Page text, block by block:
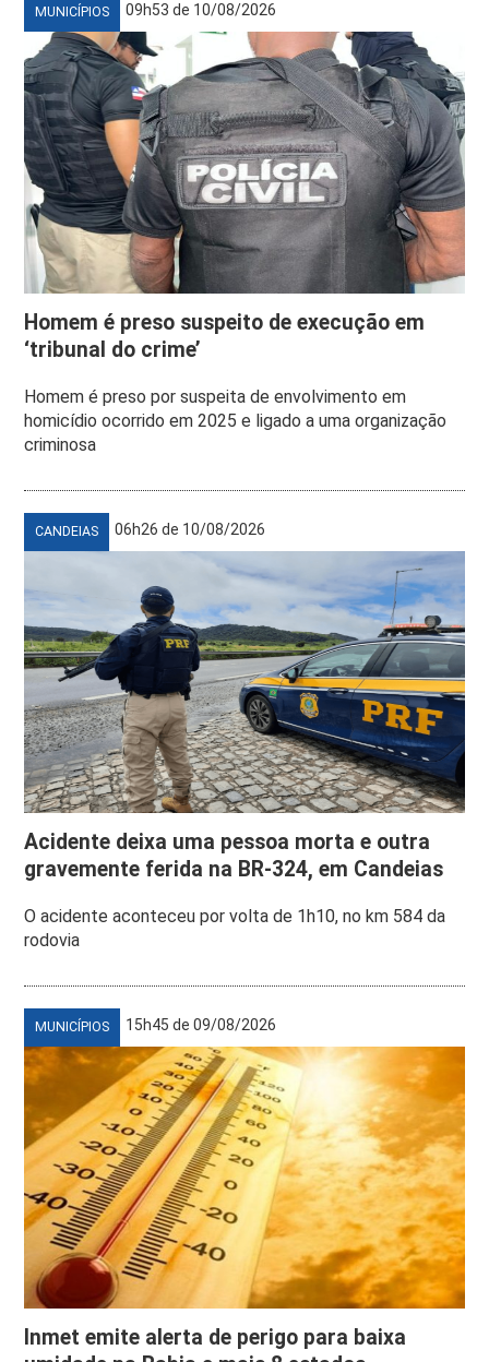
MUNICÍPIOS 09h53 de 10/08/2026
Homem é preso suspeito de execução em
‘tribunal do crime’
Homem é preso por suspeita de envolvimento em
homicídio ocorrido em 2025 e ligado a uma organização
criminosa
CANDEIAS 06h26 de 10/08/2026
Acidente deixa uma pessoa morta e outra
gravemente ferida na BR-324, em Candeias
O acidente aconteceu por volta de 1h10, no km 584 da
rodovia
MUNICÍPIOS 15h45 de 09/08/2026
Inmet emite alerta de perigo para baixa